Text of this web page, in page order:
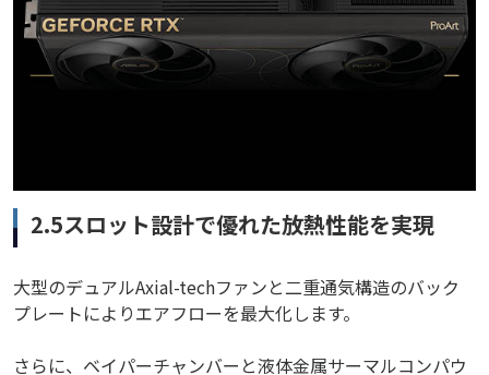
2.5スロット設計で優れた放熱性能を実現
大型のデュアルAxial-techファンと二重通気構造のバック
プレートによりエアフローを最大化します。
さらに、ベイパーチャンバーと液体金属サーマルコンパウ